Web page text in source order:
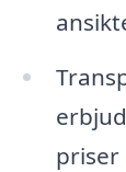
priser